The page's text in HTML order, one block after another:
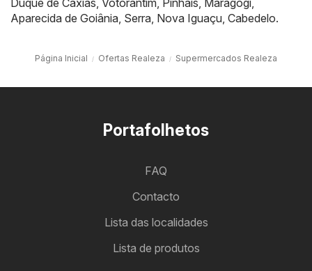
Duque de Caxias, Votorantim, Pinhais, Maragogi,
Aparecida de Goiânia, Serra, Nova Iguaçu, Cabedelo.
Página Inicial Ofertas Realeza Supermercados Realeza
Portafolhetos
FAQ
Contacto
Lista das localidades
Lista de produtos